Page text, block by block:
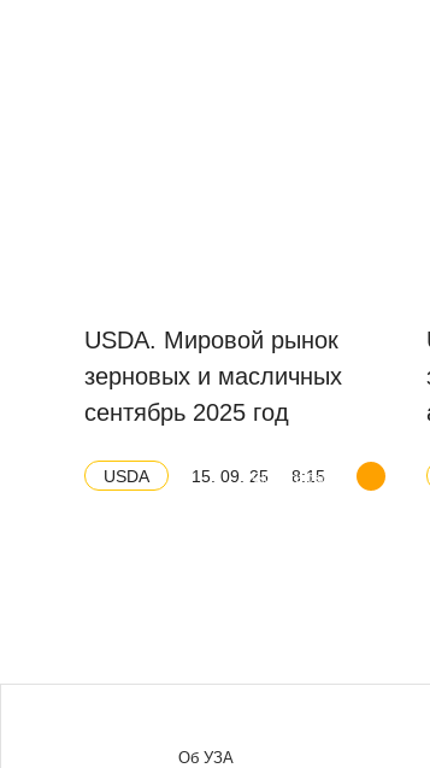
USDA. Мировой рынок
зерновых и масличных
сентябрь 2025 год
USDA 15. 09. 25 8:15
Скачать баланс
Об УЗА